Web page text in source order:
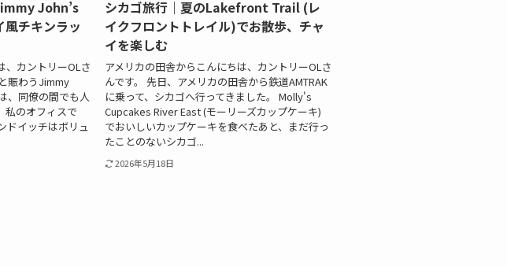
John’s
風チキンラッ
、カントリーOLさ
賑わうJimmy
、同僚の間でも人
私のオフィスで
ドイッチはボリュ
シカゴ旅行｜夏のLakefront Trail (レ
イクフロントトレイル)でお散歩、チャ
イを楽しむ
アメリカの田舎からこんにちは、カントリーOLさ
んです。 先日、アメリカの田舎から鉄道AMTRAK
に乗って、シカゴへ行ってきました。 Molly's
Cupcakes River East (モーリーズカップケーキ)
でおいしいカップケーキを食べたあと、まだ行っ
たことのないシカゴ...
2026年5月18日